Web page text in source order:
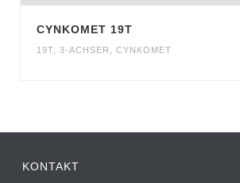
CYNKOMET 19T
19T 3-ACHSER CYNKOMET
KONTAKT